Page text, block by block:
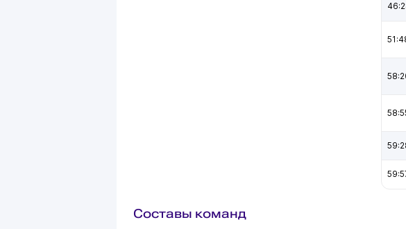
Составы команд